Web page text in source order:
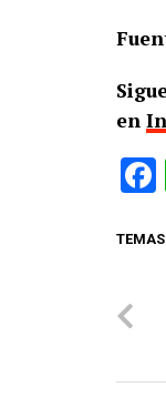
en